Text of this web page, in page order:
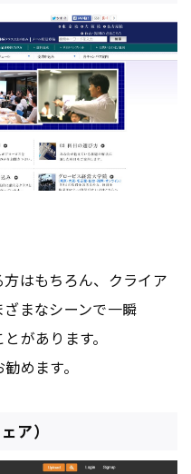
はもちろん、クライア
まなシーンで一瞬
があります。
めます。
ア）